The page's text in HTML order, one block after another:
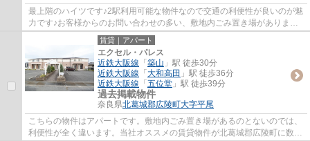
最上階のハイツです♪2駅利用可能な物件なので交通の利便性が良いのが魅
力です♪お客様からのお問い合わせの多い、敷地内ごみ置き場があります♪
こちらのハイツはインターネットをご利用...
賃貸｜アパート
エクセル・パレス
近鉄大阪線 「 築山 」駅 徒歩30分
近鉄大阪線 「 大和高田 」駅 徒歩36分
近鉄大阪線 「 五位堂 」駅 徒歩39分
過去掲載物件
奈良県北葛城郡広陵町大字平尾
こちらの物件はアパートです。敷地内ごみ置き場があるのとないのでは、
利便性が全く違います。当社オススメの賃貸物件が北葛城郡広陵町に数多